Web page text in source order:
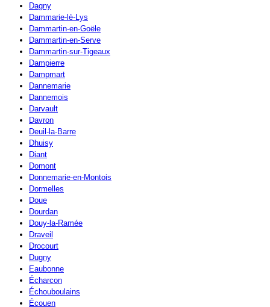
Dagny
Dammarie-lè-Lys
Dammartin-en-Goële
Dammartin-en-Serve
Dammartin-sur-Tigeaux
Dampierre
Dampmart
Dannemarie
Dannemois
Darvault
Davron
Deuil-la-Barre
Dhuisy
Diant
Domont
Donnemarie-en-Montois
Dormelles
Doue
Dourdan
Douy-la-Ramée
Draveil
Drocourt
Dugny
Eaubonne
Écharcon
Échouboulains
Écouen